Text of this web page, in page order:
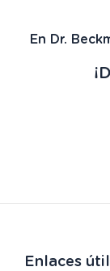
En Dr.
Enlaces